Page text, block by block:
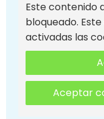
Este contenido
bloqueado.
activadas las
Aceptar